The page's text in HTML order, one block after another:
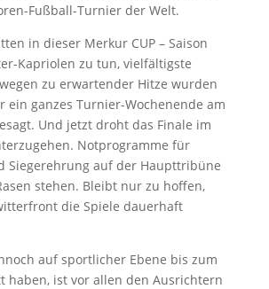
Fußball-Turnier der Welt.
in dieser Merkur CUP – Saison
Kapriolen zu tun, vielfältigste
zu erwartender Hitze wurden
ein ganzes Turnier-Wochenende am
Und jetzt droht das Finale im
Notprogramme für
Siegerehrung auf der Haupttribüne
stehen. Bleibt nur zu hoffen,
die Spiele dauerhaft
auf sportlicher Ebene bis zum
haben, ist vor allen den Ausrichtern